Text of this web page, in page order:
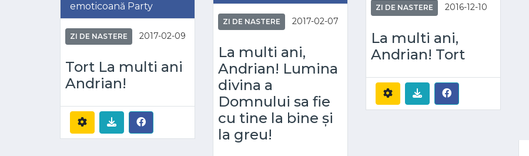
emoticoană Party
ZI DE NASTERE 2017-02-09
Tort La multi ani
Andrian!
ZI DE NASTERE 2017-02-07
La multi ani,
Andrian! Lumina
divina a
Domnului sa fie
cu tine la bine și
la greu!
ZI DE NASTERE 2016-12-10
La multi ani,
Andrian! Tort